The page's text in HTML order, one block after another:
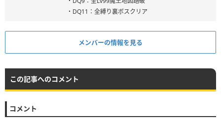
・DQ11：全縛り裏ボスクリア
メンバーの情報を見る
この記事へのコメント
コメント